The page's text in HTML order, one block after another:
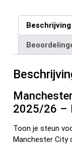
ce
b
o
o
tt
er
Beschrijving
2025/26 –
Toon je steun
Manchester City